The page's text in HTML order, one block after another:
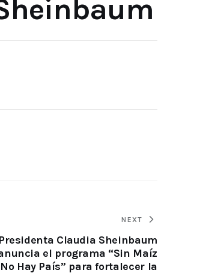
NEXT
Presidenta Claudia Sheinbaum
el programa “Sin Maíz
No Hay País” para fortalecer la